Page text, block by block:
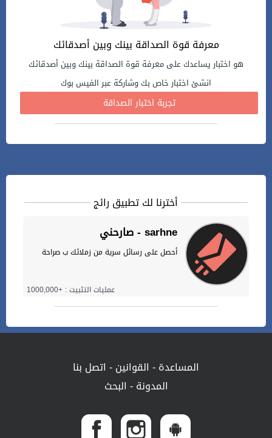
معرفة قوة الصداقة بينك وبين أصدقائك
هو اختبار يساعدك على معرفة قوة الصداقة بينك وبين أصدقائك
انشئ اختبار خاص بك وشاركة عبر الفيس بوك
تجربة اختبار الصداقة
أخترنا لك تطبيق رائج
صارحني - sarhne
أحصل على رسائل سرية من زملائك ب صراحة
عمليات التثبيت : +1000,000
المساعدة- القوانين- اتصل بنا
المدونة- البحث